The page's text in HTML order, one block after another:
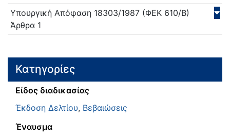
Υπουργική Απόφαση 18303/1987 (ΦΕΚ 610/Β)
Άρθρα 1
Κατηγορίες
Είδος διαδικασίας
Έκδοση Δελτίου, Βεβαιώσεις
Έναυσμα